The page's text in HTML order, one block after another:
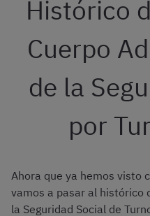
Histórico
Cuerpo
de la
por
Ahora que ya hemos visto
vamos a pasar al histórico
la Seguridad Social de